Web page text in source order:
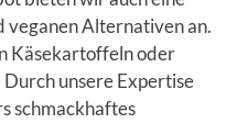
veganen Alternativen an.
Käsekartoffeln oder
unsere Expertise
schmackhaftes